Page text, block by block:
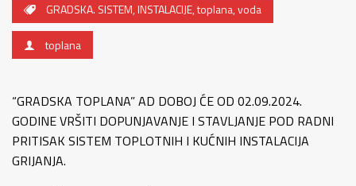
GRADSKA. SISTEM,INSTALACIJE,toplana,voda
toplana
“GRADSKA TOPLANA” AD DOBOJ ĆE OD 02.09.2024.
GODINE VRŠITI DOPUNJAVANJE I STAVLJANJE POD RADNI
PRITISAK SISTEM TOPLOTNIH I KUĆNIH INSTALACIJA
GRIJANJA.